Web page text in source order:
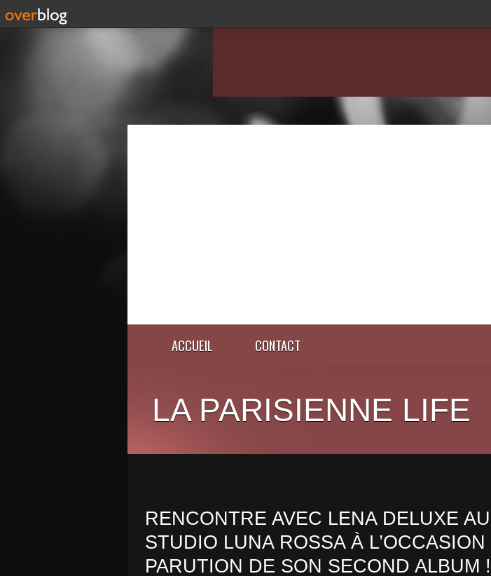
ACCUEIL CONTACT
LA PARISIENNE LIFE
RENCONTRE AVEC LENA DELUXE AU
STUDIO LUNA ROSSA À
PARUTION DE SON SECOND ALBUM !